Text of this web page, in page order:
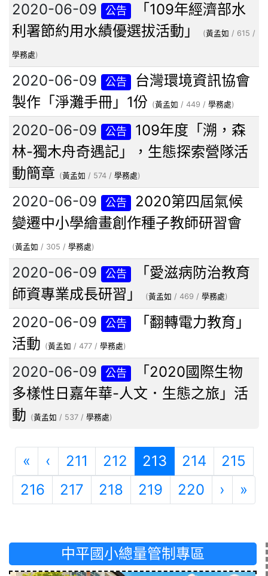
2020-06-09 公告
「109年經濟部水
利署節約用水績優選拔活動」
(黃孟如 / 615 /
學務處)
2020-06-09 公告
台灣環境資訊協會
製作「淨灘手冊」1份 (黃孟如 / 449 / 學務處)
2020-06-09 公告
109年度「溯，森
林-獨木舟奇遇記」，生態探索營隊活
動簡章 (黃孟如 / 574 / 學務處)
2020-06-09 公告
2020第四屆氣候
變遷中小學繪畫創作種子教師研習會
(黃孟如 / 305 / 學務處)
2020-06-09 公告
「愛滋病防治教育
師資專業成長研習」
(黃孟如 / 469 / 學務處)
2020-06-09 公告
「翻轉電力教育」
活動 (黃孟如 / 477 / 學務處)
2020-06-09 公告
「2020國際生物
多樣性日嘉年華-人文．生態之旅」活
動 (黃孟如 / 537 / 學務處)
« 第一頁
‹ 上一頁
211 212 213(目前頁次)
214
215
216
217 218 219 220 › 下一頁
»
中平國小總量管制專區